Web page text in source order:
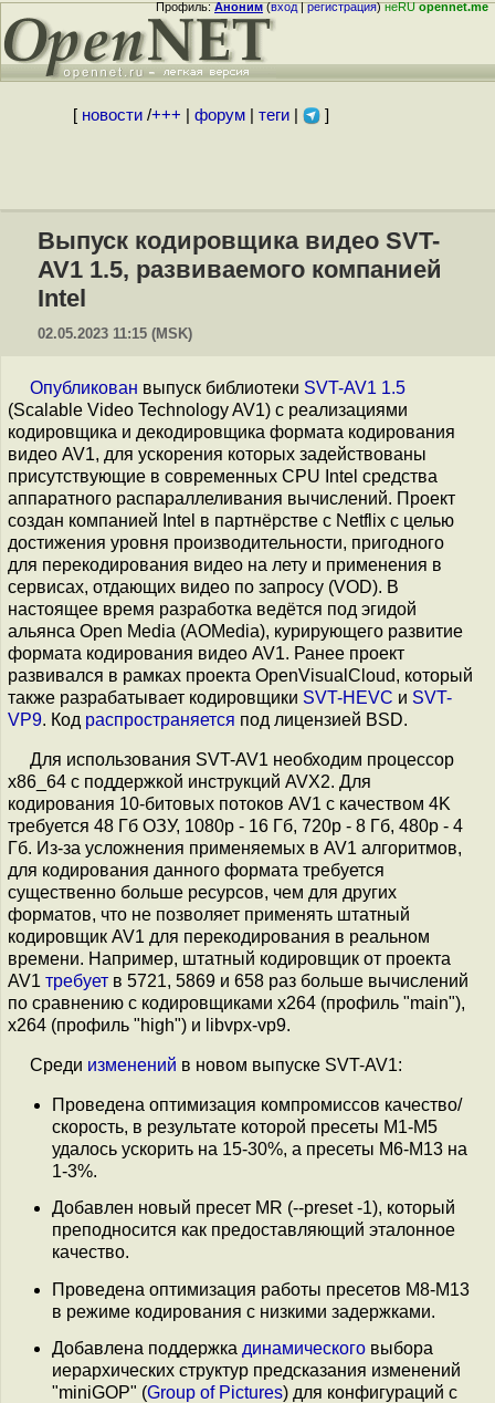
Профиль:Аноним(вход|регистрация)неRUopennet.me
[ новости/+++ форум| теги| ]
Выпуск кодировщика видео SVT-
AV1 1.5, развиваемого компанией
Intel
02.05.2023 11:15 (MSK)
Опубликован выпуск библиотеки SVT-AV1 1.5
(Scalable Video Technology AV1) c реализациями
кодировщика и декодировщика формата кодирования
видео AV1, для ускорения которых задействованы
присутствующие в современных CPU Intel средства
аппаратного распараллеливания вычислений. Проект
создан компанией Intel в партнёрстве с Netflix с целью
достижения уровня производительности, пригодного
для перекодирования видео на лету и применения в
сервисах, отдающих видео по запросу (VOD). В
настоящее время разработка ведётся под эгидой
альянса Open Media (AOMedia), курирующего развитие
формата кодирования видео AV1. Ранее проект
развивался в рамках проекта OpenVisualCloud, который
также разрабатывает кодировщики SVT-HEVC и SVT-
VP9. Код распространяется под лицензией BSD.
Для использования SVT-AV1 необходим процессор
x86_64 с поддержкой инструкций AVX2. Для
кодирования 10-битовых потоков AV1 с качеством 4K
требуется 48 Гб ОЗУ, 1080p - 16 Гб, 720p - 8 Гб, 480p - 4
Гб. Из-за усложнения применяемых в AV1 алгоритмов,
для кодирования данного формата требуется
существенно больше ресурсов, чем для других
форматов, что не позволяет применять штатный
кодировщик AV1 для перекодирования в реальном
времени. Например, штатный кодировщик от проекта
AV1 требует в 5721, 5869 и 658 раз больше вычислений
по сравнению с кодировщиками x264 (профиль "main"),
x264 (профиль "high") и libvpx-vp9.
Среди изменений в новом выпуске SVT-AV1:
Проведена оптимизация компромиссов качество/
скорость, в результате которой пресеты M1-M5
удалось ускорить на 15-30%, а пресеты M6-M13 на
1-3%.
Добавлен новый пресет MR (--preset -1), который
преподносится как предоставляющий эталонное
качество.
Проведена оптимизация работы пресетов M8-M13
в режиме кодирования с низкими задержками.
Добавлена поддержка динамического выбора
иерархических структур предсказания изменений
"miniGOP" (Group of Pictures) для конфигураций с